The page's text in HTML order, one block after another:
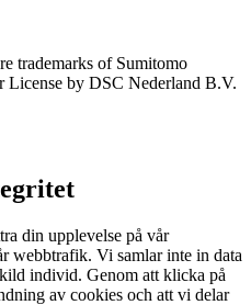
trademarks of Sumitomo
License by DSC Nederland B.V.
din upplevelse på vår
webbtrafik. Vi samlar inte in data
individ. Genom att klicka på
av cookies och att vi delar